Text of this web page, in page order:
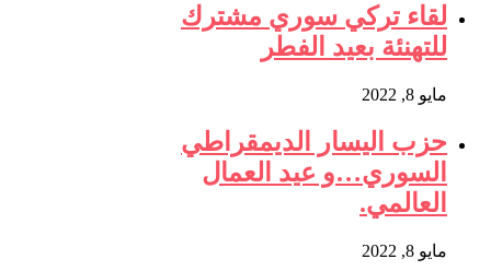
لقاء تركي سوري مشترك
للتهنئة بعيد الفطر
مايو 8, 2022
حزب اليسار الديمقراطي
السوري…و عيد العمال
العالمي.
مايو 8, 2022